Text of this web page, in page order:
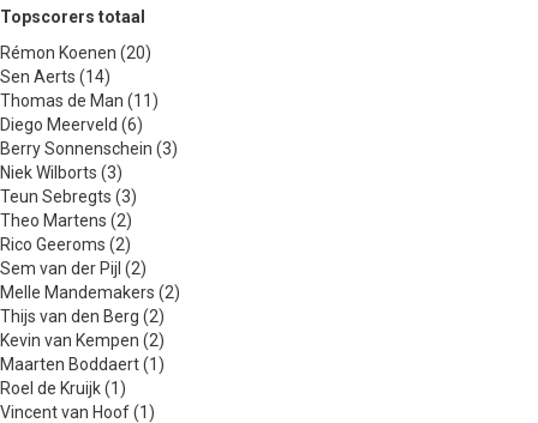
Topscorers totaal
Rémon Koenen (20)
Sen Aerts (14)
Thomas de Man (11)
Diego Meerveld (6)
Berry Sonnenschein (3)
Niek Wilborts (3)
Teun Sebregts (3)
Theo Martens (2)
Rico Geeroms (2)
Sem van der Pijl (2)
Melle Mandemakers (2)
Thijs van den Berg (2)
Kevin van Kempen (2)
Maarten Boddaert (1)
Roel de Kruijk (1)
Vincent van Hoof (1)